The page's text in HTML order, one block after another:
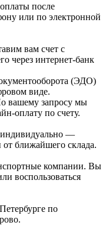
после
или по электронной
вам счет с
через интернет-банк
(ЭДО)
виде.
вашему запросу мы
оплату по счету.
индивидуально —
от ближайшего склада.
компании. Вы
воспользоваться
по